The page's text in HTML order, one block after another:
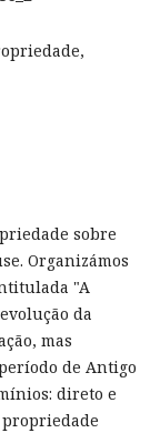
sobre
Organizámos
"A
da
mas
de Antigo
direto e